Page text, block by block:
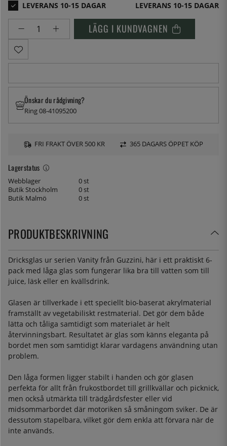
LEVERANS 10-15 DAGAR
LÄGG I KUNDVAGNEN
Lagerstatus
Webblager
0 st
Butik Stockholm
0 st
Butik Malmö
0 st
Önskar du rådgivning?
Ring 08-41095200
FRI FRAKT ÖVER 500 KR 365 DAGARS ÖPPET KÖP
PRODUKTBESKRIVNING
Dricksglas ur serien Vanity från Guzzini, här i ett praktiskt 6-
pack med låga glas som fungerar lika bra till vatten som till
juice, läsk eller en kvällsdrink.
Glasen är tillverkade i ett speciellt bio-baserat akrylmaterial
framställt av vegetabiliskt restmaterial. Det gör dem både
lätta och tåliga samtidigt som materialet är helt
återvinningsbart. Resultatet är glas som känns eleganta på
bordet men som samtidigt klarar vardagens användning utan
problem.
Den låga formen ligger stabilt i handen och gör glasen
perfekta för allt från frukostbordet till grillkvällar och picknick,
men också utmärkta till trädgårdsfester eller vid
midsommarbordet där motoriken så småningom sviker. De är
dessutom stapelbara, vilket gör dem enkla att förvara när de
inte används.